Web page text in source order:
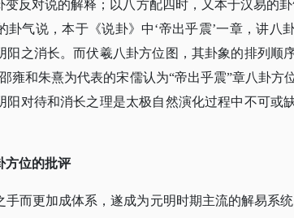
反对说的解释；以八方配四时，又本于汉易的
气说，本于《说卦》中‘帝出乎震’一章，讲八
阳之消长。而伏羲八卦方位图，其卦象的排列顺
雍和朱熹为代表的宋儒认为“帝出乎震”章八卦方
阳对待和消长之理是太极自然演化过程中不可或
方位的批评
而更加成体系，遂成为元明时期主流的解易系统